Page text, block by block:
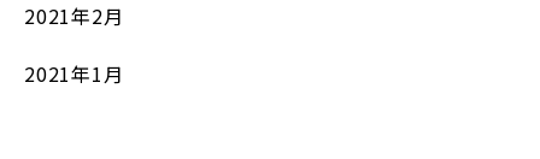
2021年2月
2021年1月